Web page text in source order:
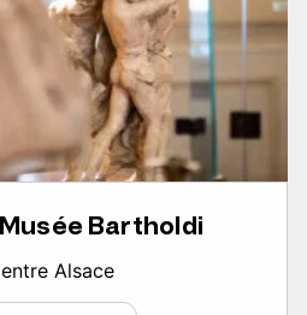
Bartholdi
Alsace